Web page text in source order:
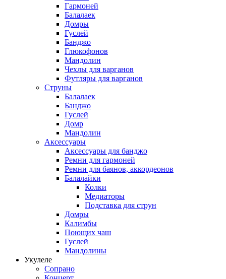
Гармоней
Балалаек
Домры
Гуслей
Банджо
Глюкофонов
Мандолин
Чехлы для варганов
Футляры для варганов
Струны
Балалаек
Банджо
Гуслей
Домр
Мандолин
Аксессуары
Аксессуары для банджо
Ремни для гармоней
Ремни для баянов, аккордеонов
Балалайки
Колки
Медиаторы
Подставка для струн
Домры
Калимбы
Поющих чаш
Гуслей
Мандолины
Укулеле
Сопрано